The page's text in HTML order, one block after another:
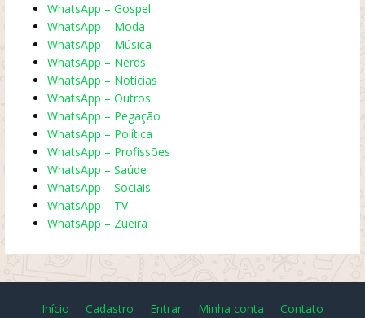
WhatsApp – Gospel
WhatsApp – Moda
WhatsApp – Música
WhatsApp – Nerds
WhatsApp – Notícias
WhatsApp – Outros
WhatsApp – Pegação
WhatsApp – Política
WhatsApp – Profissões
WhatsApp – Saúde
WhatsApp – Sociais
WhatsApp – TV
WhatsApp – Zueira
Início Cadastro Entrar Minha conta Contato